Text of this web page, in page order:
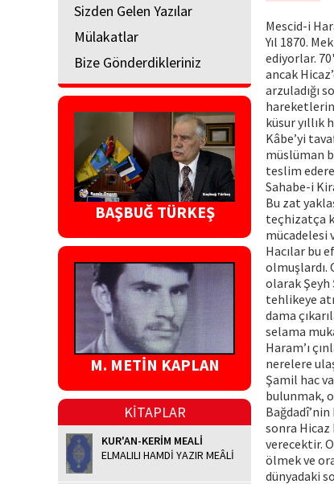
Sizden Gelen Yazılar
Mülakatlar
Bize Gönderdikleriniz
BAŞBUĞ TÜRKEŞ
M. METİN KAPLAN
KİTAPLAR
KUR'AN-KERİM MEALİ
ELMALILI HAMDİ YAZIR MEÂLİ
Mescid-i
Yıl 1870.
ediyorlar.
ancak
arzuladığı
küsur yıllık
Kâbe’yi
müslüman
teslim
Sahabe-i
Bu zat
teçhizatça
mücadelesi
Hacılar bu
olmuşlardı.
olarak Şeyh
tehlikeye
dama
selama
Haram’ı
nerelere
Şamil hac
bulunmak,
sonra Hicaz
verecektir.
ölmek ve
dünyadaki